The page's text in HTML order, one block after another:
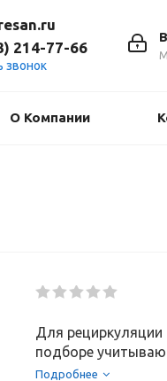
214-77-66
звонок
О Компании
Для рециркуляции
подборе
Подробнее